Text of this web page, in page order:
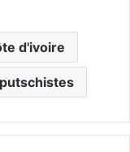
d'ivoire
putschistes